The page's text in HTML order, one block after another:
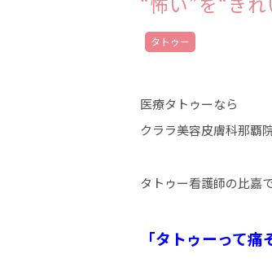
タトゥー
医療タトゥーなら
クララ美容皮膚科那覇
タトゥー看護師の比嘉
「タトゥーって